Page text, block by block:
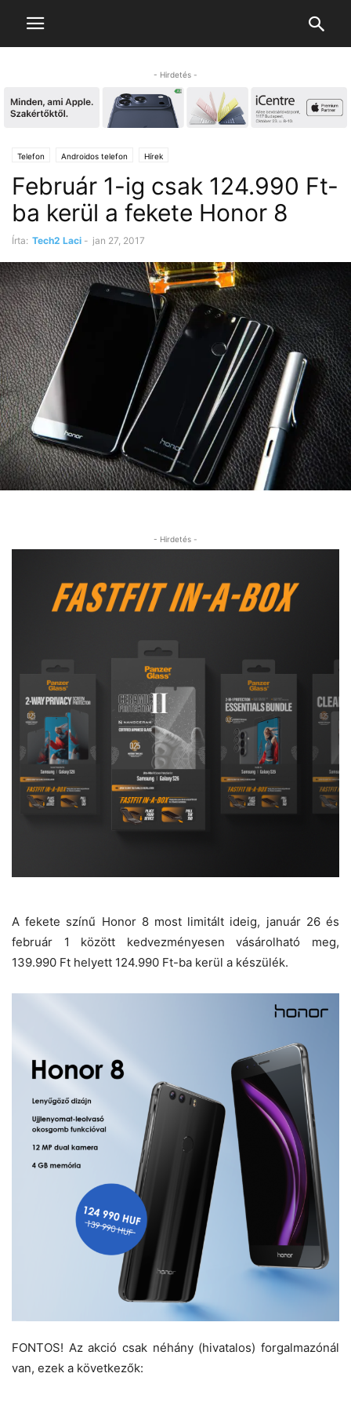
- Hirdetés -
Telefon Androidos telefon Hírek
Február 1-ig csak 124.990 Ft-
ba kerül a fekete Honor 8
Írta: Tech2 Laci - jan 27, 2017
- Hirdetés -
A fekete színű Honor 8 most limitált ideig, január 26 és
február 1 között kedvezményesen vásárolható meg,
139.990 Ft helyett 124.990 Ft-ba kerül a készülék.
FONTOS! Az akció csak néhány (hivatalos) forgalmazónál
van, ezek a következők: